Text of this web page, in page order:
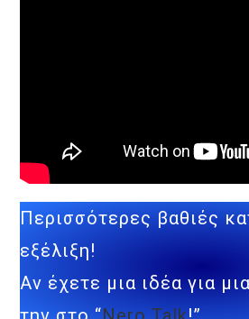
Περισσότερες βαθιές
εξέλιξη!
Αν έχετε μια ιδέα για